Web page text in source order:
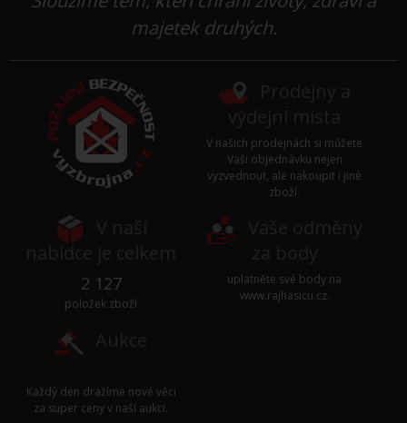
majetek druhých.
V našich prodejnách si můžete
Vaši objednávku nejen
vyzvednout, ale nakoupit i jiné
zboží.
2 127
položek zboží
uplatněte své body na
www.rajhasicu.cz.
Každý den dražíme nové věci
za super ceny v naší aukci.